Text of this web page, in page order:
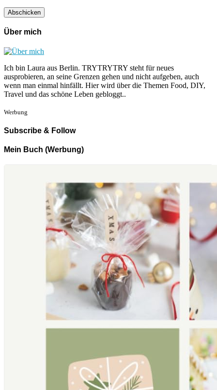
Über mich
Ich bin Laura aus Berlin. TRYTRYTRY steht für neues
ausprobieren, an seine Grenzen gehen und nicht aufgeben, auch
wenn man einmal hinfällt. Hier wird über die Themen Food, DIY,
Travel und das schöne Leben gebloggt..
Werbung
Subscribe & Follow
Mein Buch (Werbung)